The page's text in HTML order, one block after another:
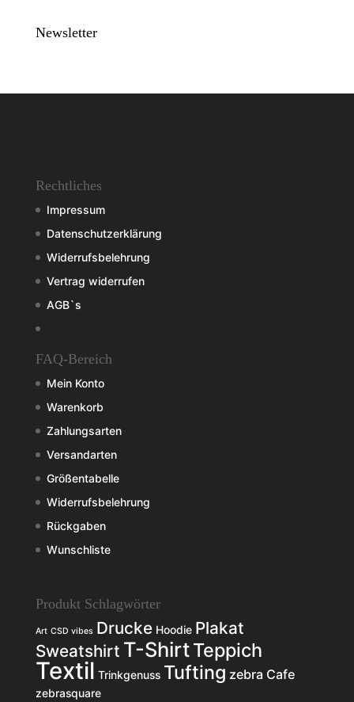
Newsletter
Rechtliches
Impressum
Datenschutzerklärung
Widerrufsbelehrung
Vertrag widerrufen
AGB`s
FAQ-Bereich
Mein Konto
Warenkorb
Zahlungsarten
Versandarten
Größentabelle
Widerrufsbelehrung
Rückgaben
Wunschliste
Produkt Schlagwörter
Art CSD vibes Drucke Hoodie Plakat
Sweatshirt T-ShirtTeppich
Textil Trinkgenuss Tufting zebra Cafe
zebrasquare